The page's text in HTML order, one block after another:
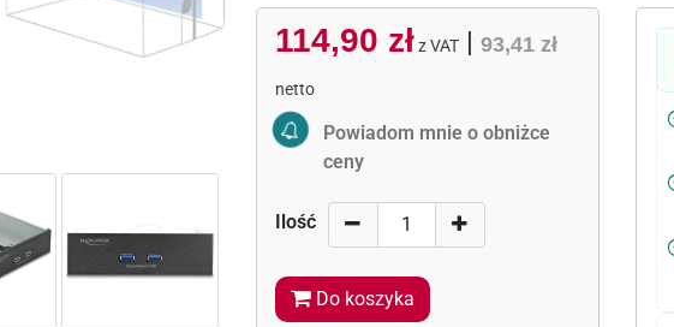
114,90 zł z VAT| 93,41 zł
netto
Activate Price Alert
Powiadom mnie o obniżce
ceny
Ilość
Do koszyka